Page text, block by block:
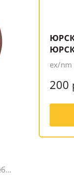
ex/nm
200